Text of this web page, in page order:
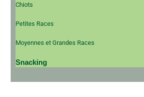
Chiots
Petites Races
Moyennes et Grandes Races
Snacking